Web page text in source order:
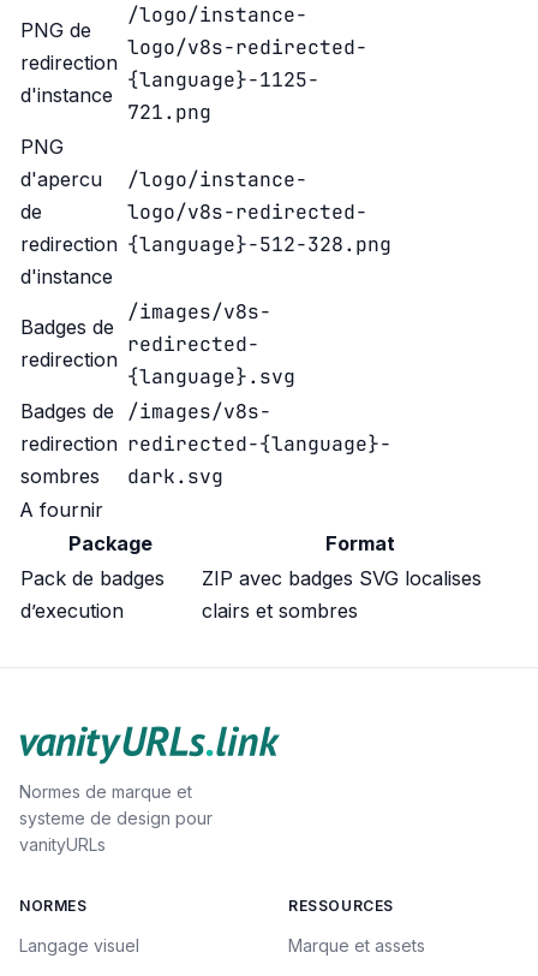
PNG de
redirection
d'instance
/logo/instance-
logo/v8s-redirected-
{language}-1125-
721.png
PNG
d'apercu
de
redirection
d'instance
/logo/instance-
logo/v8s-redirected-
{language}-512-328.png
Badges de
redirection
/images/v8s-
redirected-
{language}.svg
Badges de
redirection
sombres
/images/v8s-
redirected-{language}-
dark.svg
A fournir
Package
Format
Pack de badges
d’execution
ZIP avec badges SVG localises
clairs et sombres
Normes de marque et
systeme de design pour
vanityURLs
NORMES
Langage visuel
RESSOURCES
Marque et assets